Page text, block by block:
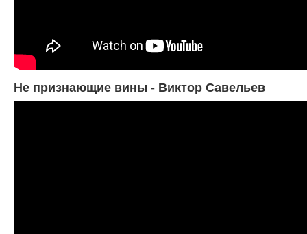
Не признающие вины - Виктор Савельев